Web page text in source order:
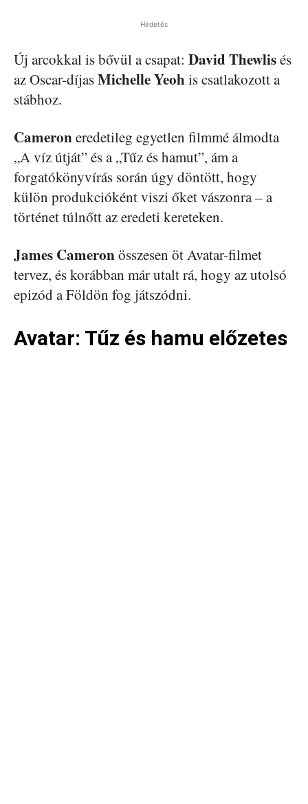
Hirdetés
Új arcokkal is bővül a csapat: David Thewlisés
az Oscar-díjasMichelle Yeohis csatlakozott a
stábhoz.
Cameroneredetileg egyetlen filmmé álmodta
„A víz útját” és a „Tűz és hamut”, ám a
forgatókönyvírás során úgy döntött, hogy
külön produkcióként viszi őket vászonra – a
történet túlnőtt az eredeti kereteken.
James Cameronösszesen öt Avatar-filmet
tervez, és korábban már utalt rá, hogy az utolsó
epizód a Földön fog játszódni.
Avatar: Tűz és hamu előzetes